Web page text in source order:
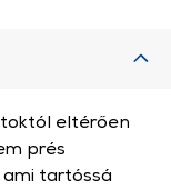
eltérően
prés
tartóssá